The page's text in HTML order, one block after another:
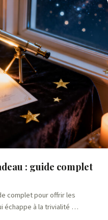
: guide complet
complet pour offrir les
échappe à la trivialité …